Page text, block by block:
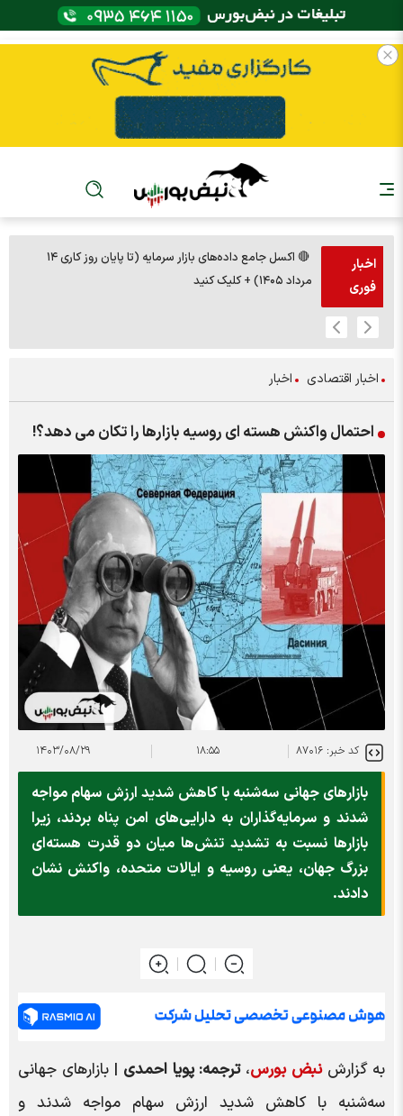
اخبار
فوری
🔴 اکسل جامع داده‌های بازار سرمایه (تا پایان روز کاری ۱۴
مرداد ۱۴۰۵) + کلیک کنید
اخبار اقتصادی اخبار
احتمال واکنش هسته ای روسیه بازارها را تکان می دهد؟!
کد خبر: ۸۷۰۱۶ ۱۸:۵۵ ۱۴۰۳/۰۸/۲۹
بازارهای جهانی سه‌شنبه با کاهش شدید ارزش سهام مواجه
شدند و سرمایه‌گذاران به دارایی‌های امن پناه بردند، زیرا
بازارها نسبت به تشدید تنش‌ها میان دو قدرت هسته‌ای
بزرگ جهان، یعنی روسیه و ایالات متحده، واکنش نشان
دادند.
به گزارشنبض بورس،ترجمه: پویا احمدی | بازارهای جهانی
سه‌شنبه با کاهش شدید ارزش سهام مواجه شدند و